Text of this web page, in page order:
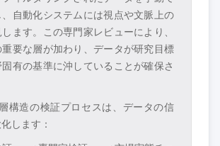
、自動化システムには視点や文脈上の
ます。この専門家レビューにより、
要な層が加わり、データが研究目標
有の基準に沖していることが確保さ
構造の検証プロセスは、データの信
します：